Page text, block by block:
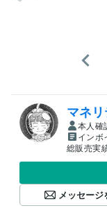
マネ
本人確
インボ
総販売実
メッセージ